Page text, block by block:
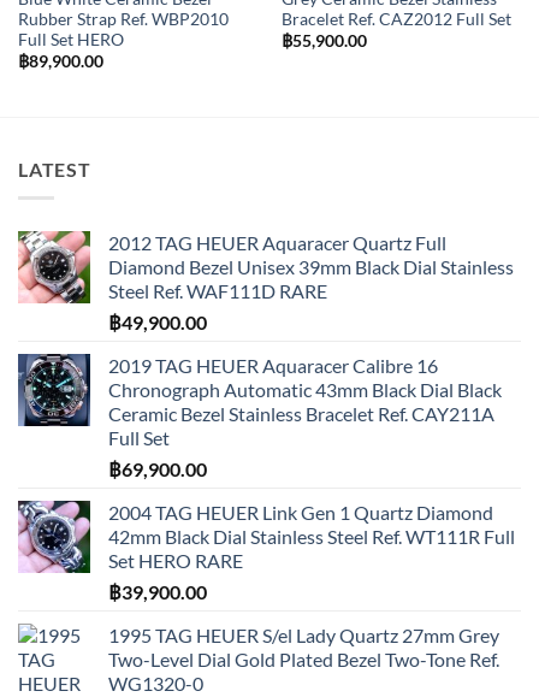
Rubber Strap Ref. WBP2010
Full Set HERO
฿89,900.00
Bracelet Ref. CAZ2012 Full Set
฿55,900.00
LATEST
2012 TAG HEUER Aquaracer Quartz Full
Diamond Bezel Unisex 39mm Black Dial Stainless
Steel Ref. WAF111D RARE
฿49,900.00
2019 TAG HEUER Aquaracer Calibre 16
Chronograph Automatic 43mm Black Dial Black
Ceramic Bezel Stainless Bracelet Ref. CAY211A
Full Set
฿69,900.00
2004 TAG HEUER Link Gen 1 Quartz Diamond
42mm Black Dial Stainless Steel Ref. WT111R Full
Set HERO RARE
฿39,900.00
1995 TAG HEUER S/el Lady Quartz 27mm Grey
Two-Level Dial Gold Plated Bezel Two-Tone Ref.
WG1320-0